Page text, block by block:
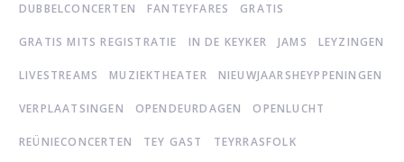
DUBBELCONCERTEN FANTEYFARES GRATIS
GRATIS MITS REGISTRATIE IN DE KEYKER JAMS LEYZINGEN
LIVESTREAMS MUZIEKTHEATER NIEUWJAARSHEYPPENINGEN
VERPLAATSINGEN OPENDEURDAGEN OPENLUCHT
REÜNIECONCERTEN TEY GAST TEYRRASFOLK